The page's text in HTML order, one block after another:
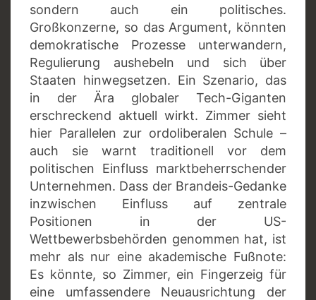
sondern auch ein politisches.
Großkonzerne, so das Argument, könnten
demokratische Prozesse unterwandern,
Regulierung aushebeln und sich über
Staaten hinwegsetzen. Ein Szenario, das
in der Ära globaler Tech-Giganten
erschreckend aktuell wirkt. Zimmer sieht
hier Parallelen zur ordoliberalen Schule –
auch sie warnt traditionell vor dem
politischen Einfluss marktbeherrschender
Unternehmen. Dass der Brandeis-Gedanke
inzwischen Einfluss auf zentrale
Positionen in der US-
Wettbewerbsbehörden genommen hat, ist
mehr als nur eine akademische Fußnote:
Es könnte, so Zimmer, ein Fingerzeig für
eine umfassendere Neuausrichtung der